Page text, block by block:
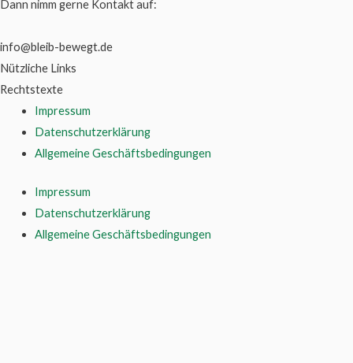
Dann nimm gerne Kontakt auf:
info@bleib-bewegt.de
Nützliche Links
Rechtstexte
Impressum
Datenschutzerklärung
Allgemeine Geschäftsbedingungen
Impressum
Datenschutzerklärung
Allgemeine Geschäftsbedingungen